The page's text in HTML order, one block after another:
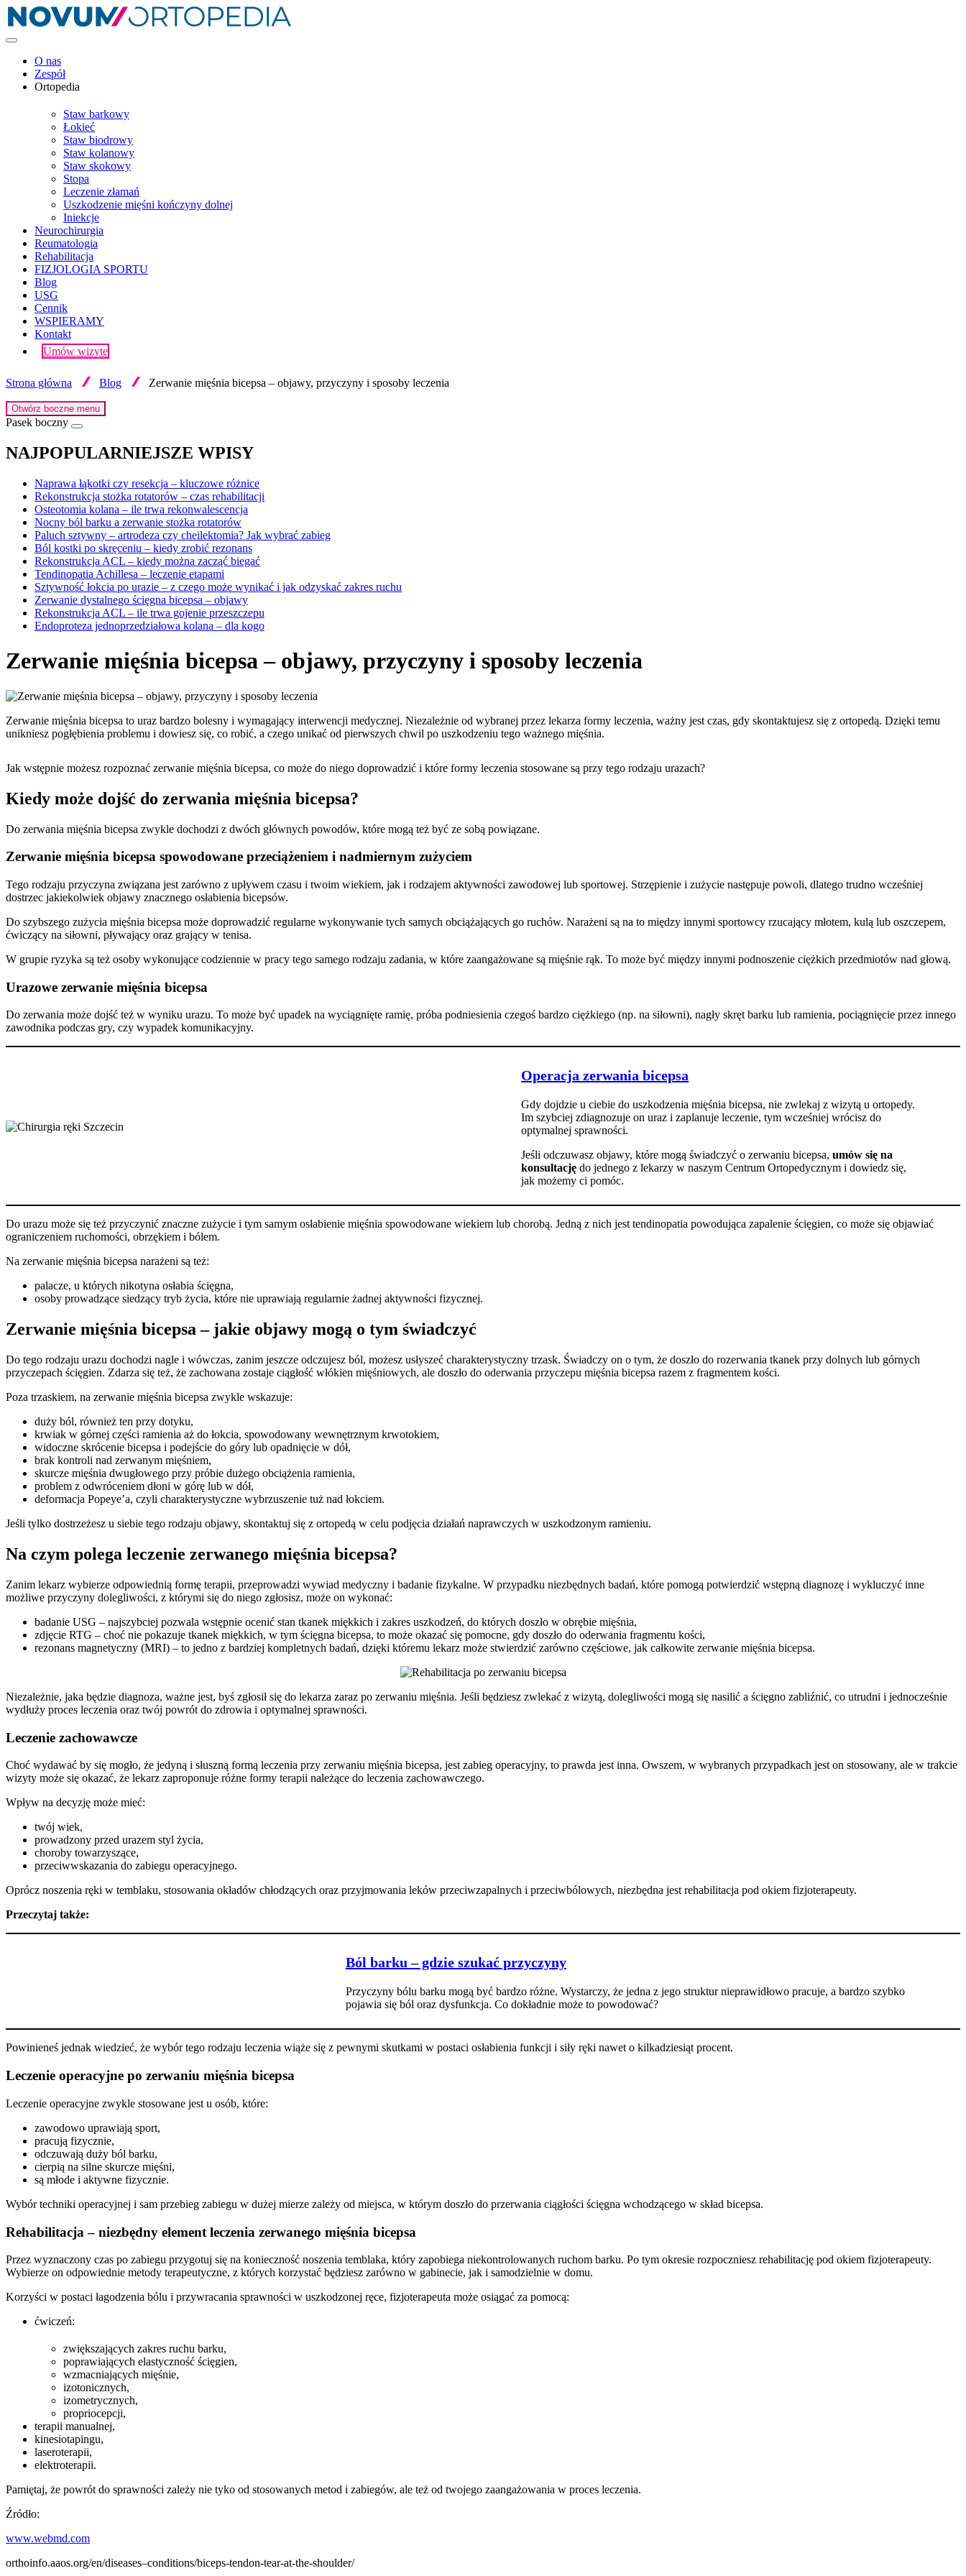
O nas
Zespół
Ortopedia
Staw barkowy
Łokieć
Staw biodrowy
Staw kolanowy
Staw skokowy
Stopa
Leczenie złamań
Uszkodzenie mięśni kończyny dolnej
Iniekcje
Neurochirurgia
Reumatologia
Rehabilitacja
FIZJOLOGIA SPORTU
Blog
USG
Cennik
WSPIERAMY
Kontakt
Umów wizytę
Strona główna Blog Zerwanie mięśnia bicepsa – objawy, przyczyny i sposoby leczenia
Otwórz boczne menu
Pasek boczny
NAJPOPULARNIEJSZE WPISY
Naprawa łąkotki czy resekcja – kluczowe różnice
Rekonstrukcja stożka rotatorów – czas rehabilitacji
Osteotomia kolana – ile trwa rekonwalescencja
Nocny ból barku a zerwanie stożka rotatorów
Paluch sztywny – artrodeza czy cheilektomia? Jak wybrać zabieg
Ból kostki po skręceniu – kiedy zrobić rezonans
Rekonstrukcja ACL – kiedy można zacząć biegać
Tendinopatia Achillesa – leczenie etapami
Sztywność łokcia po urazie – z czego może wynikać i jak odzyskać zakres ruchu
Zerwanie dystalnego ścięgna bicepsa – objawy
Rekonstrukcja ACL – ile trwa gojenie przeszczepu
Endoproteza jednoprzedziałowa kolana – dla kogo
Zerwanie mięśnia bicepsa – objawy, przyczyny i sposoby leczenia
Zerwanie mięśnia bicepsa to uraz bardzo bolesny i wymagający interwencji medycznej. Niezależnie od wybranej przez lekarza formy leczenia, ważny jest czas, gdy skontaktujesz się z ortopedą. Dzięki temu
unikniesz pogłębienia problemu i dowiesz się, co robić, a czego unikać od pierwszych chwil po uszkodzeniu tego ważnego mięśnia.
Jak wstępnie możesz rozpoznać zerwanie mięśnia bicepsa, co może do niego doprowadzić i które formy leczenia stosowane są przy tego rodzaju urazach?
Kiedy może dojść do zerwania mięśnia bicepsa?
Do zerwania mięśnia bicepsa zwykle dochodzi z dwóch głównych powodów, które mogą też być ze sobą powiązane.
Zerwanie mięśnia bicepsa spowodowane przeciążeniem i nadmiernym zużyciem
Tego rodzaju przyczyna związana jest zarówno z upływem czasu i twoim wiekiem, jak i rodzajem aktywności zawodowej lub sportowej. Strzępienie i zużycie następuje powoli, dlatego trudno wcześniej
dostrzec jakiekolwiek objawy znacznego osłabienia bicepsów.
Do szybszego zużycia mięśnia bicepsa może doprowadzić regularne wykonywanie tych samych obciążających go ruchów. Narażeni są na to między innymi sportowcy rzucający młotem, kulą lub oszczepem,
ćwiczący na siłowni, pływający oraz grający w tenisa.
W grupie ryzyka są też osoby wykonujące codziennie w pracy tego samego rodzaju zadania, w które zaangażowane są mięśnie rąk. To może być między innymi podnoszenie ciężkich przedmiotów nad głową.
Urazowe zerwanie mięśnia bicepsa
Do zerwania może dojść też w wyniku urazu. To może być upadek na wyciągnięte ramię, próba podniesienia czegoś bardzo ciężkiego (np. na siłowni), nagły skręt barku lub ramienia, pociągnięcie przez innego
zawodnika podczas gry, czy wypadek komunikacyjny.
Operacja zerwania bicepsa
Gdy dojdzie u ciebie do uszkodzenia mięśnia bicepsa, nie zwlekaj z wizytą u ortopedy.
Im szybciej zdiagnozuje on uraz i zaplanuje leczenie, tym wcześniej wrócisz do
optymalnej sprawności.
Jeśli odczuwasz objawy, które mogą świadczyć o zerwaniu bicepsa,umów się na
konsultację do jednego z lekarzy w naszym Centrum Ortopedycznym i dowiedz się,
jak możemy ci pomóc.
Do urazu może się też przyczynić znaczne zużycie i tym samym osłabienie mięśnia spowodowane wiekiem lub chorobą. Jedną z nich jest tendinopatia powodująca zapalenie ścięgien, co może się objawiać
ograniczeniem ruchomości, obrzękiem i bólem.
Na zerwanie mięśnia bicepsa narażeni są też:
palacze, u których nikotyna osłabia ścięgna,
osoby prowadzące siedzący tryb życia, które nie uprawiają regularnie żadnej aktywności fizycznej.
Zerwanie mięśnia bicepsa – jakie objawy mogą o tym świadczyć
Do tego rodzaju urazu dochodzi nagle i wówczas, zanim jeszcze odczujesz ból, możesz usłyszeć charakterystyczny trzask. Świadczy on o tym, że doszło do rozerwania tkanek przy dolnych lub górnych
przyczepach ścięgien. Zdarza się też, że zachowana zostaje ciągłość włókien mięśniowych, ale doszło do oderwania przyczepu mięśnia bicepsa razem z fragmentem kości.
Poza trzaskiem, na zerwanie mięśnia bicepsa zwykle wskazuje:
duży ból, również ten przy dotyku,
krwiak w górnej części ramienia aż do łokcia, spowodowany wewnętrznym krwotokiem,
widoczne skrócenie bicepsa i podejście do góry lub opadnięcie w dół,
brak kontroli nad zerwanym mięśniem,
skurcze mięśnia dwugłowego przy próbie dużego obciążenia ramienia,
problem z odwróceniem dłoni w górę lub w dół,
deformacja Popeye’a, czyli charakterystyczne wybrzuszenie tuż nad łokciem.
Jeśli tylko dostrzeżesz u siebie tego rodzaju objawy, skontaktuj się z ortopedą w celu podjęcia działań naprawczych w uszkodzonym ramieniu.
Na czym polega leczenie zerwanego mięśnia bicepsa?
Zanim lekarz wybierze odpowiednią formę terapii, przeprowadzi wywiad medyczny i badanie fizykalne. W przypadku niezbędnych badań, które pomogą potwierdzić wstępną diagnozę i wykluczyć inne
możliwe przyczyny dolegliwości, z którymi się do niego zgłosisz, może on wykonać:
badanie USG – najszybciej pozwala wstępnie ocenić stan tkanek miękkich i zakres uszkodzeń, do których doszło w obrębie mięśnia,
zdjęcie RTG – choć nie pokazuje tkanek miękkich, w tym ścięgna bicepsa, to może okazać się pomocne, gdy doszło do oderwania fragmentu kości,
rezonans magnetyczny (MRI) – to jedno z bardziej kompletnych badań, dzięki któremu lekarz może stwierdzić zarówno częściowe, jak całkowite zerwanie mięśnia bicepsa.
Niezależnie, jaka będzie diagnoza, ważne jest, byś zgłosił się do lekarza zaraz po zerwaniu mięśnia. Jeśli będziesz zwlekać z wizytą, dolegliwości mogą się nasilić a ścięgno zabliźnić, co utrudni i jednocześnie
wydłuży proces leczenia oraz twój powrót do zdrowia i optymalnej sprawności.
Leczenie zachowawcze
Choć wydawać by się mogło, że jedyną i słuszną formą leczenia przy zerwaniu mięśnia bicepsa, jest zabieg operacyjny, to prawda jest inna. Owszem, w wybranych przypadkach jest on stosowany, ale w trakcie
wizyty może się okazać, że lekarz zaproponuje różne formy terapii należące do leczenia zachowawczego.
Wpływ na decyzję może mieć:
twój wiek,
prowadzony przed urazem styl życia,
choroby towarzyszące,
przeciwwskazania do zabiegu operacyjnego.
Oprócz noszenia ręki w temblaku, stosowania okładów chłodzących oraz przyjmowania leków przeciwzapalnych i przeciwbólowych, niezbędna jest rehabilitacja pod okiem fizjoterapeuty.
Przeczytaj także:
Ból barku – gdzie szukać przyczyny
Przyczyny bólu barku mogą być bardzo różne. Wystarczy, że jedna z jego struktur nieprawidłowo pracuje, a bardzo szybko
pojawia się ból oraz dysfunkcja. Co dokładnie może to powodować?
Powinieneś jednak wiedzieć, że wybór tego rodzaju leczenia wiąże się z pewnymi skutkami w postaci osłabienia funkcji i siły ręki nawet o kilkadziesiąt procent.
Leczenie operacyjne po zerwaniu mięśnia bicepsa
Leczenie operacyjne zwykle stosowane jest u osób, które:
zawodowo uprawiają sport,
pracują fizycznie,
odczuwają duży ból barku,
cierpią na silne skurcze mięśni,
są młode i aktywne fizycznie.
Wybór techniki operacyjnej i sam przebieg zabiegu w dużej mierze zależy od miejsca, w którym doszło do przerwania ciągłości ścięgna wchodzącego w skład bicepsa.
Rehabilitacja – niezbędny element leczenia zerwanego mięśnia bicepsa
Przez wyznaczony czas po zabiegu przygotuj się na konieczność noszenia temblaka, który zapobiega niekontrolowanych ruchom barku. Po tym okresie rozpoczniesz rehabilitację pod okiem fizjoterapeuty.
Wybierze on odpowiednie metody terapeutyczne, z których korzystać będziesz zarówno w gabinecie, jak i samodzielnie w domu.
Korzyści w postaci łagodzenia bólu i przywracania sprawności w uszkodzonej ręce, fizjoterapeuta może osiągać za pomocą:
ćwiczeń:
zwiększających zakres ruchu barku,
poprawiających elastyczność ścięgien,
wzmacniających mięśnie,
izotonicznych,
izometrycznych,
propriocepcji,
terapii manualnej,
kinesiotapingu,
laseroterapii,
elektroterapii.
Pamiętaj, że powrót do sprawności zależy nie tyko od stosowanych metod i zabiegów, ale też od twojego zaangażowania w proces leczenia.
Źródło:
www.webmd.com
orthoinfo.aaos.org/en/diseases–conditions/biceps-tendon-tear-at-the-shoulder/